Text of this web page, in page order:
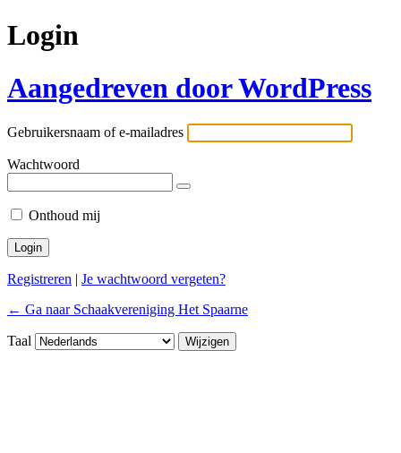
Login
Aangedreven door WordPress
Gebruikersnaam of e-mailadres
Wachtwoord
Onthoud mij
Registreren | Je wachtwoord vergeten?
← Ga naar Schaakvereniging Het Spaarne
Taal